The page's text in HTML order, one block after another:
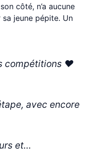
côté, n’a aucune
jeune pépite. Un
compétitions ❤️
avec encore
et…